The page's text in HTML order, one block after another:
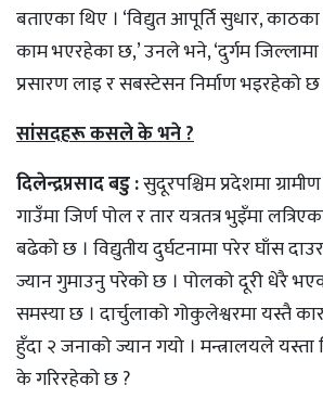
बताएका थिए । ‘विद्युत आपूर्ति सुधार,
काम भएरहेका छ,’ उनले भने, ‘दुर्गम जिल्लामा
प्रसारण लाइ र सबस्टेसन निर्माण भइरहेको छ
सांसदहरू कसले के भने ?
दिलेन्द्रप्रसाद बडु :सुदूरपश्चिम प्रदेशमा
गाउँमा जिर्ण पोल र तार यत्रतत्र भुइँमा
बढेको छ । विद्युतीय दुर्घटनामा परेर घाँस
ज्यान गुमाउनु परेको छ । पोलको दूरी धेरै
समस्या छ । दार्चुलाको गोकुलेश्वरमा यस्तै
हुँदा २ जनाको ज्यान गयो । मन्त्रालयले यस्ता
के गरिरहेको छ ?